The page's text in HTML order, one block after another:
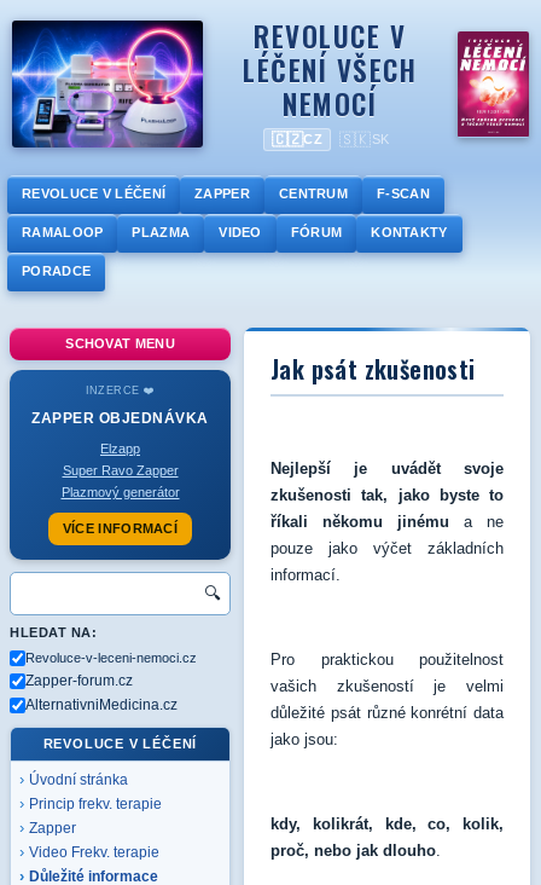
REVOLUCE V
LÉČENÍ VŠECH
NEMOCÍ
🇨🇿CZ 🇸🇰SK
REVOLUCE V LÉČENÍ ZAPPER CENTRUM F-SCAN
RAMALOOP PLAZMA VIDEO FÓRUM KONTAKTY
PORADCE
SCHOVAT MENU
INZERCE ❤️
ZAPPER OBJEDNÁVKA
Elzapp
Super Ravo Zapper
Plazmový generátor
VÍCE INFORMACÍ
🔍
HLEDAT NA:
Revoluce-v-leceni-nemoci.cz
Zapper-forum.cz
AlternativniMedicina.cz
REVOLUCE V LÉČENÍ
Úvodní stránka
Princip frekv. terapie
Zapper
Video Frekv. terapie
Důležité informace
Jak psát zkušenosti
Nejlepší je uvádět svoje
zkušenosti tak, jako byste to
říkali někomu jinému a ne
pouze jako výčet základních
informací.
Pro praktickou použitelnost
vašich zkušeností je velmi
důležité psát různé konrétní data
jako jsou:
kdy, kolikrát, kde, co, kolik,
proč, nebo jak dlouho.